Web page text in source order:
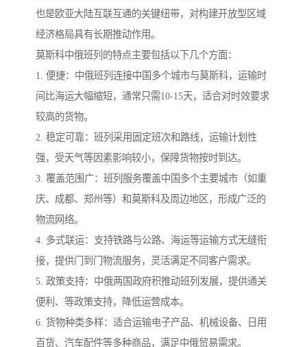
也是欧亚大陆互联互通的关键纽带，对构建开放型区域
经济格局具有长期推动作用。
莫斯科中俄班列的特点主要包括以下几个方面：
1. 便捷：中俄班列连接中国多个城市与莫斯科，运输时
间比海运大幅缩短，通常只需10-15天，适合对时效要求
较高的货物。
2. 稳定可靠：班列采用固定班次和路线，运输计划性
强，受天气等因素影响较小，保障货物按时到达。
3. 覆盖范围广：班列服务覆盖中国多个主要城市（如重
庆、成都、郑州等）和莫斯科及周边地区，形成广泛的
物流网络。
4. 多式联运：支持铁路与公路、海运等运输方式无缝衔
接，提供门到门物流服务，灵活满足不同客户需求。
5. 政策支持：中俄两国政府积推动班列发展，提供通关
便利、等政策支持，降低运营成本。
6. 货物种类多样：适合运输电子产品、机械设备、日用
百货、汽车配件等多种商品，满足中俄贸易需求。